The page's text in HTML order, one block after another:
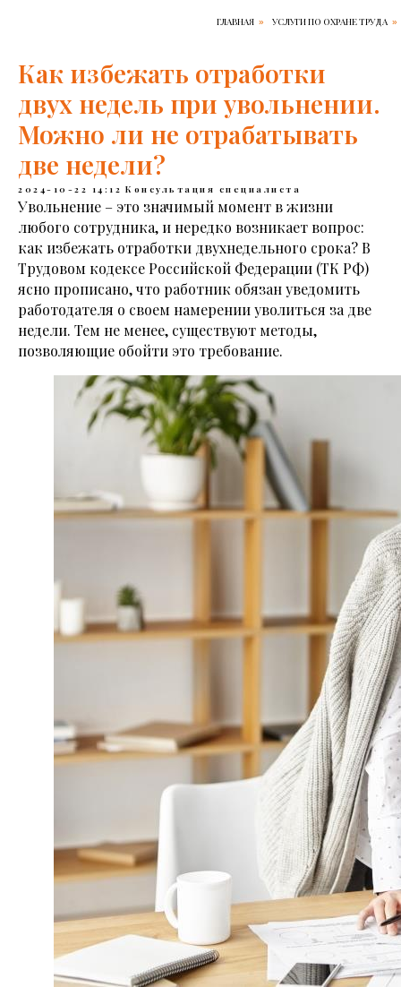
ГЛАВНАЯ » УСЛУГИ ПО ОХРАНЕ ТРУДА »
Как избежать отработки
двух недель при увольнении.
Можно ли не отрабатывать
две недели?
2024-10-22 14:12 Консультация специалиста
Увольнение – это значимый момент в жизни
любого сотрудника, и нередко возникает вопрос:
как избежать отработки двухнедельного срока? В
Трудовом кодексе Российской Федерации (ТК РФ)
ясно прописано, что работник обязан уведомить
работодателя о своем намерении уволиться за две
недели. Тем не менее, существуют методы,
позволяющие обойти это требование.